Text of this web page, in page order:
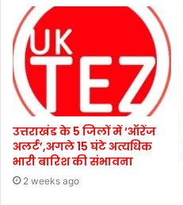
उत्तराखंड के 5 जिलों में ‘ऑरेंज
अलर्ट’,अगले 15 घंटे अत्यधिक
भारी बारिश की संभावना
2 weeks ago